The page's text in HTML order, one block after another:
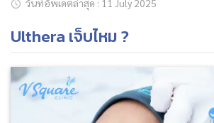
NEW
ค้นหาข้อมูล
Search
วันที่อัพเดตล่าสุด : 11 July 2025
Ulthera เจ็บไหม ?